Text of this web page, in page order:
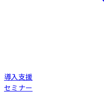
導入支援
セミナー